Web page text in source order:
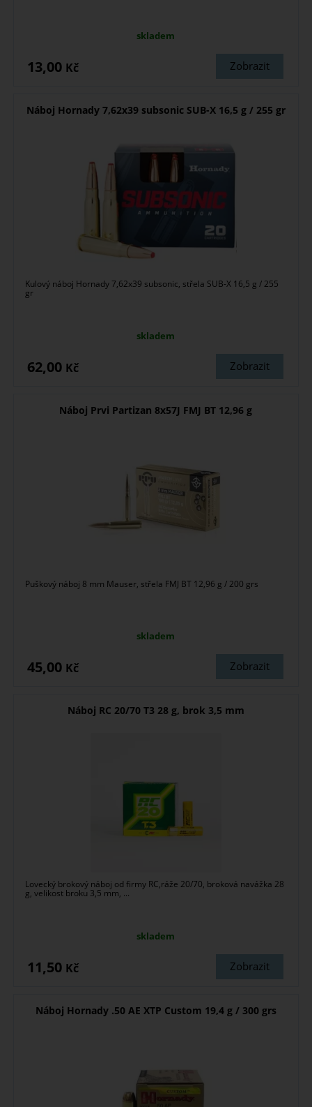
skladem
Zobrazit
13,00 Kč
Náboj Hornady 7,62x39 subsonic SUB-X 16,5 g / 255 gr
Kulový náboj Hornady 7,62x39 subsonic, střela SUB-X 16,5 g / 255
gr
skladem
Zobrazit
62,00 Kč
Náboj Prvi Partizan 8x57J FMJ BT 12,96 g
Puškový náboj 8 mm Mauser, střela FMJ BT 12,96 g / 200 grs
skladem
Zobrazit
45,00 Kč
Náboj RC 20/70 T3 28 g, brok 3,5 mm
Lovecký brokový náboj od firmy RC,ráže 20/70, broková navážka 28
g, velikost broku 3,5 mm, ...
skladem
Zobrazit
11,50 Kč
Náboj Hornady .50 AE XTP Custom 19,4 g / 300 grs